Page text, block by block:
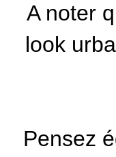
A noter
look
Pensez